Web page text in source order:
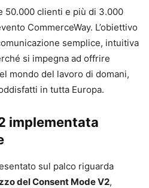
50.000 clienti e più di 3.000
CommerceWay. L’obiettivo
semplice, intuitiva
si impegna ad offrire
mondo del lavoro di domani,
in tutta Europa.
implementata
sul palco riguarda
del Consent Mode V2,